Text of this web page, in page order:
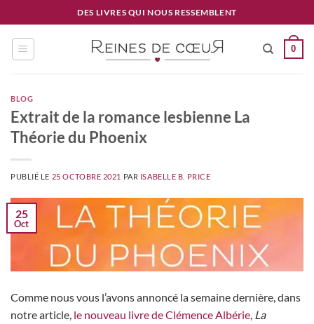
au
contenu
DES LIVRES QUI NOUS RESSEMBLENT
0
BLOG
Extrait de la romance lesbienne La
Théorie du Phoenix
PUBLIÉ LE 25 OCTOBRE 2021 PAR ISABELLE B. PRICE
25
Oct
Comme nous vous l’avons annoncé la semaine dernière, dans
notre article, le nouveau livre de Clémence Albérie La